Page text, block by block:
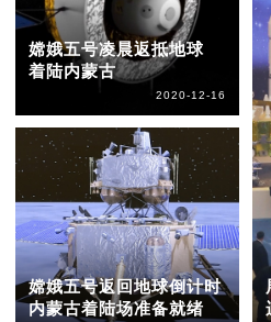
嫦娥五号凌晨返抵地球
着陆内蒙古
2020-12-16
嫦娥五号返回地球倒计时
内蒙古着陆场准备就绪